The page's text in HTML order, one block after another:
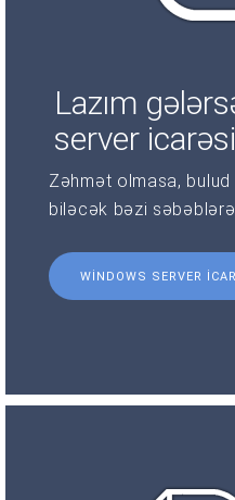
Lazım
server
Zəhmət olmasa, bulud
biləcək bəzi səbəblərə
WINDOWS SERVER